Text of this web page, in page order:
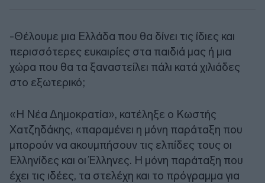
-Θέλουμε μια Ελλάδα που θα δίνει τις ίδιες και
περισσότερες ευκαιρίες στα παιδιά μας ή μια
χώρα που θα τα ξαναστείλει πάλι κατά χιλιάδες
στο εξωτερικό;
«Η Νέα Δημοκρατία», κατέληξε ο Κωστής
Χατζηδάκης, «παραμένει η μόνη παράταξη που
μπορούν να ακουμπήσουν τις ελπίδες τους οι
Ελληνίδες και οι Έλληνες. Η μόνη παράταξη που
έχει τις ιδέες, τα στελέχη και το πρόγραμμα για